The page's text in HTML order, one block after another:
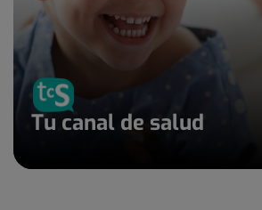
Tu canal de salud